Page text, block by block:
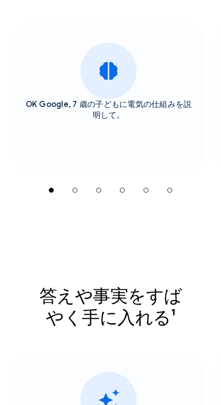
OK Google, 7 歳の子どもに電気の仕組みを説
明して。
答えや事実をすば
やく手に入れる¹